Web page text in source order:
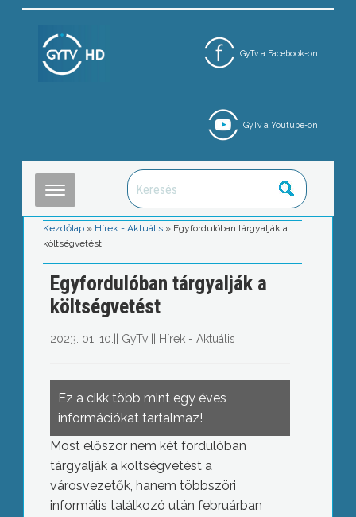
GyTv a Facebook-on
GyTv a Youtube-on
Kezdőlap » Hírek - Aktuális » Egyfordulóban tárgyalják a
költségvetést
Egyfordulóban tárgyalják a
költségvetést
2023. 01. 10. GyTv|| Hírek - Aktuális
Ez a cikk több mint egy éves
információkat tartalmaz!
Most először nem két fordulóban
tárgyalják a költségvetést a
városvezetők, hanem többszöri
informális találkozó után februárban